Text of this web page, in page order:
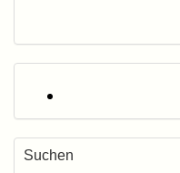
Suchen